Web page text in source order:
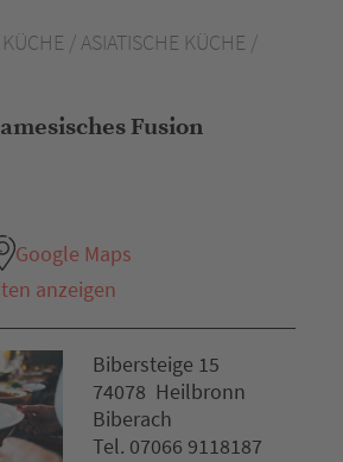
/ ASIATISCHE KÜCHE /
Fusion
Google Maps
anzeigen
Bibersteige 15
74078 Heilbronn
Biberach
Tel. 07066 9118187